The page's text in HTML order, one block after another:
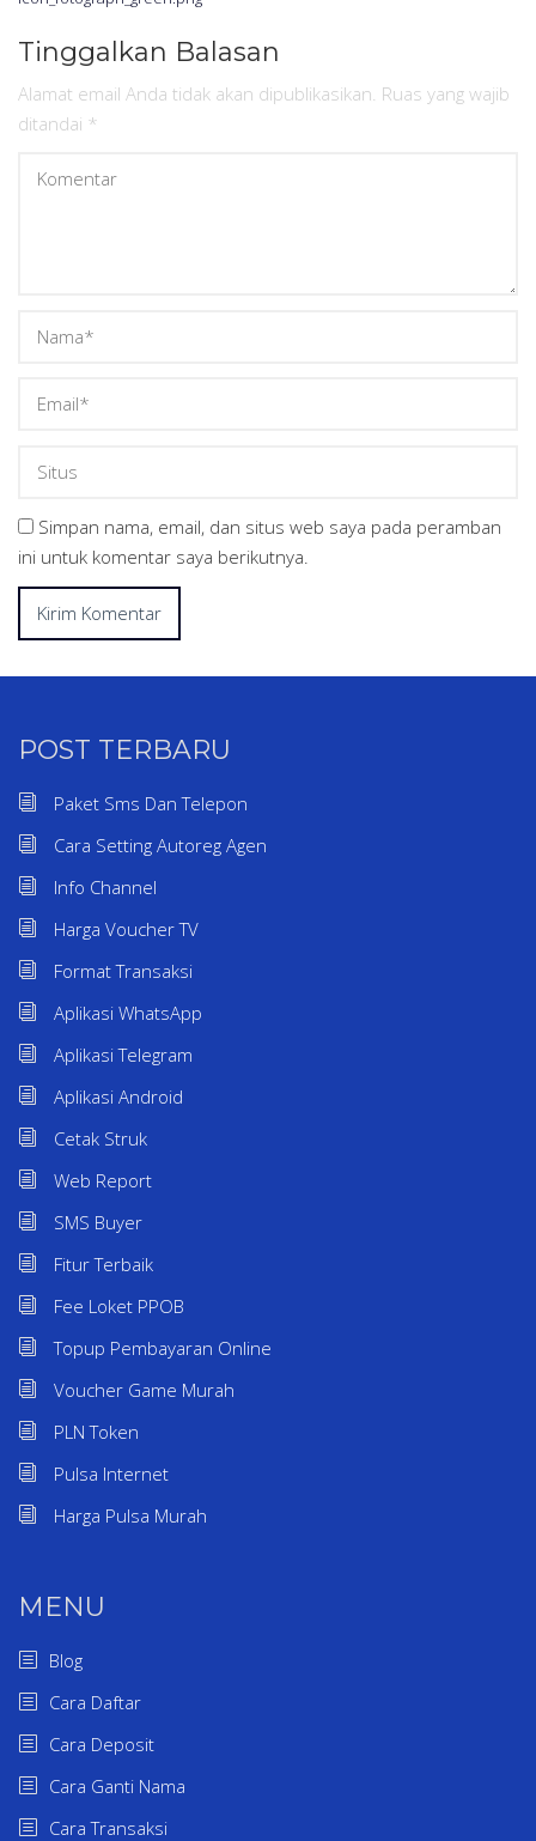
Tinggalkan Balasan
Alamat email Anda tidak akan dipublikasikan. Ruas yang wajib
ditandai *
Simpan nama, email, dan situs web saya pada peramban
ini untuk komentar saya berikutnya.
POST TERBARU
Paket Sms Dan Telepon
Cara Setting Autoreg Agen
Info Channel
Harga Voucher TV
Format Transaksi
Aplikasi WhatsApp
Aplikasi Telegram
Aplikasi Android
Cetak Struk
Web Report
SMS Buyer
Fitur Terbaik
Fee Loket PPOB
Topup Pembayaran Online
Voucher Game Murah
PLN Token
Pulsa Internet
Harga Pulsa Murah
MENU
Blog
Cara Daftar
Cara Deposit
Cara Ganti Nama
Cara Transaksi